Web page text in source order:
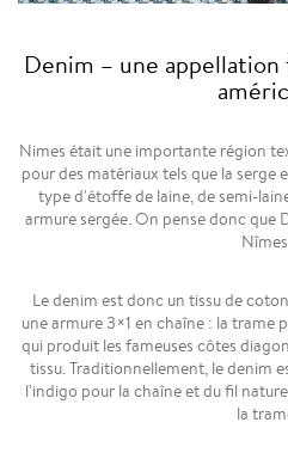
Denim – une appellation
Nimes était une importante région
pour des matériaux tels que la serge
type d'étoffe de laine, de semi-
armure sergée. On pense donc que
Le denim est donc un tissu de
une armure 3×1 en chaîne : la trame
qui produit les fameuses côtes
tissu. Traditionnellement, le denim
l'indigo pour la chaîne et du fil
la